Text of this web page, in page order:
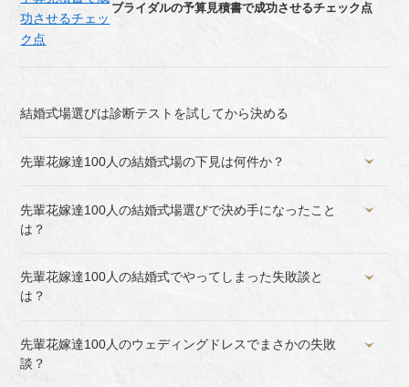
ブライダルの予算見積書で成功させるチェック点
結婚式場選びは診断テストを試してから決める
先輩花嫁達100人の結婚式場の下見は何件か？
先輩花嫁達100人の結婚式場選びで決め手になったこと
は？
先輩花嫁達100人の結婚式でやってしまった失敗談と
は？
先輩花嫁達100人のウェディングドレスでまさかの失敗
談？